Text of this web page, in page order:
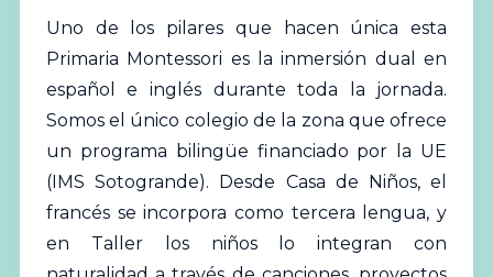
Uno de los pilares que hacen única esta
Primaria Montessori es la inmersión dual en
español e inglés durante toda la jornada.
Somos el único colegio de la zona que ofrece
un programa bilingüe financiado por la UE
(IMS Sotogrande). Desde Casa de Niños, el
francés se incorpora como tercera lengua, y
en Taller los niños lo integran con